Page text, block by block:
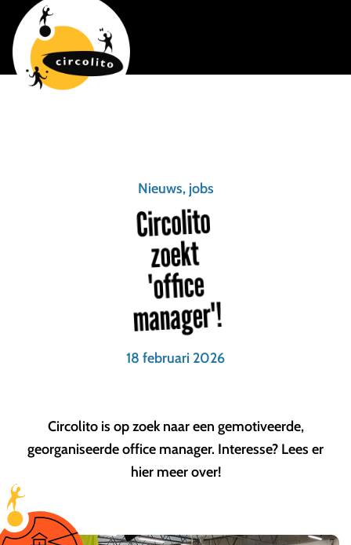
Nieuws, jobs
Circolito
zoekt
'office
manager'!
18 februari 2026
Circolito is op zoek naar een gemotiveerde,
georganiseerde office manager. Interesse? Lees er
hier meer over!